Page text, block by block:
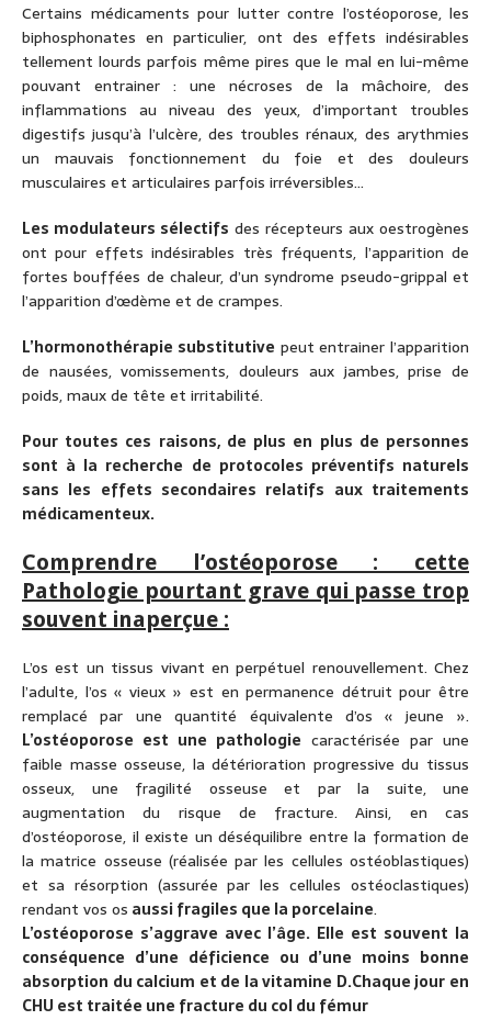
Certains médicaments pour lutter contre l’ostéoporose, les
biphosphonates en particulier, ont des effets indésirables
tellement lourds parfois même pires que le mal en lui-même
pouvant entrainer : une nécroses de la mâchoire, des
inflammations au niveau des yeux, d’important troubles
digestifs jusqu’à l’ulcère, des troubles rénaux, des arythmies
un mauvais fonctionnement du foie et des douleurs
musculaires et articulaires parfois irréversibles…
Les modulateurs sélectifs des récepteurs aux oestrogènes
ont pour effets indésirables très fréquents, l’apparition de
fortes bouffées de chaleur, d’un syndrome pseudo-grippal et
l’apparition d’œdème et de crampes.
L’hormonothérapie substitutive peut entrainer l’apparition
de nausées, vomissements, douleurs aux jambes, prise de
poids, maux de tête et irritabilité.
Pour toutes ces raisons, de plus en plus de personnes
sont à la recherche de protocoles préventifs naturels
sans les effets secondaires relatifs aux traitements
médicamenteux.
Comprendre l’ostéoporose : cette
Pathologie pourtant grave qui passe trop
souvent inaperçue :
L’os est un tissus vivant en perpétuel renouvellement. Chez
l’adulte, l’os « vieux » est en permanence détruit pour être
remplacé par une quantité équivalente d’os « jeune ».
L’ostéoporose est une pathologie caractérisée par une
faible masse osseuse, la détérioration progressive du tissus
osseux, une fragilité osseuse et par la suite, une
augmentation du risque de fracture. Ainsi, en cas
d’ostéoporose, il existe un déséquilibre entre la formation de
la matrice osseuse (réalisée par les cellules ostéoblastiques)
et sa résorption (assurée par les cellules ostéoclastiques)
rendant vos os aussi fragiles que la porcelaine.
L’ostéoporose s’aggrave avec l’âge. Elle est souvent la
conséquence d’une déficience ou d’une moins bonne
absorption du calcium et de la vitamine D.Chaque jour en
CHU est traitée une fracture du col du fémur